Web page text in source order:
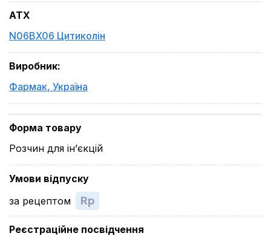
ATX
N06BX06 Цитиколін
Виробник:
Фармак, Україна
Форма товару
Розчин для ін’єкцій
Умови відпуску
за рецептом
Rp
Реєстраційне посвідчення